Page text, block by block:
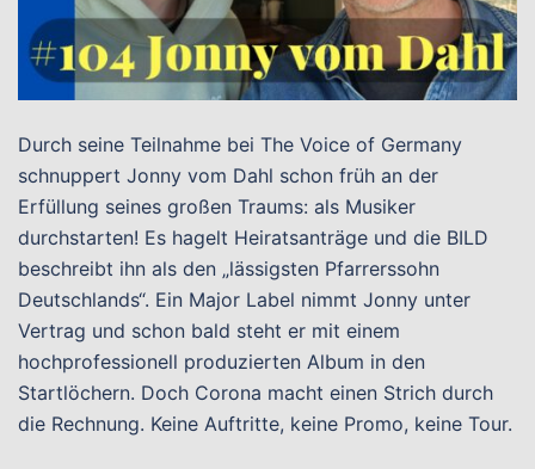
Durch seine Teilnahme bei The Voice of Germany
schnuppert Jonny vom Dahl schon früh an der
Erfüllung seines großen Traums: als Musiker
durchstarten! Es hagelt Heiratsanträge und die BILD
beschreibt ihn als den „lässigsten Pfarrerssohn
Deutschlands“. Ein Major Label nimmt Jonny unter
Vertrag und schon bald steht er mit einem
hochprofessionell produzierten Album in den
Startlöchern. Doch Corona macht einen Strich durch
die Rechnung. Keine Auftritte, keine Promo, keine Tour.